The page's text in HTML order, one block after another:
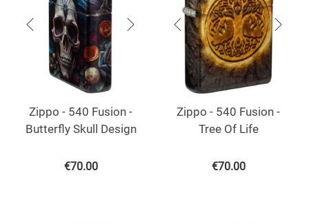
Zippo - 540 Fusion -
Butterfly Skull Design
€70.00
Zippo - 540 Fusion -
Tree Of Life
€70.00